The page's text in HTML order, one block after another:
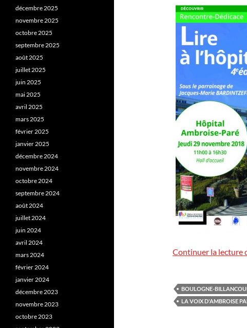
Continuer la lecture
BOULOGNE-
LA VOIX D'AMBROISE
décembre 2025
novembre 2025
octobre 2025
septembre 2025
août 2025
juillet 2025
juin 2025
mai 2025
avril 2025
mars 2025
février 2025
janvier 2025
décembre 2024
novembre 2024
octobre 2024
septembre 2024
août 2024
juillet 2024
juin 2024
avril 2024
mars 2024
février 2024
janvier 2024
décembre 2023
novembre 2023
octobre 2023